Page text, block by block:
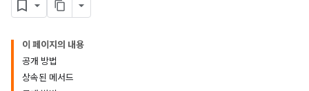
이 페이지의 내용
공개 방법
상속된 메서드